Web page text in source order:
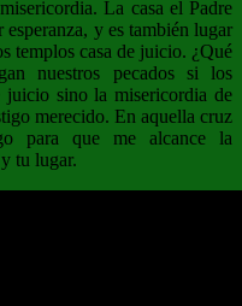
La casa el Padre
y es también lugar
templos casa de juicio. ¿Qué
nuestros pecados si los
juicio sino la misericordia de
merecido. En aquella cruz
para que me alcance la
tu lugar.